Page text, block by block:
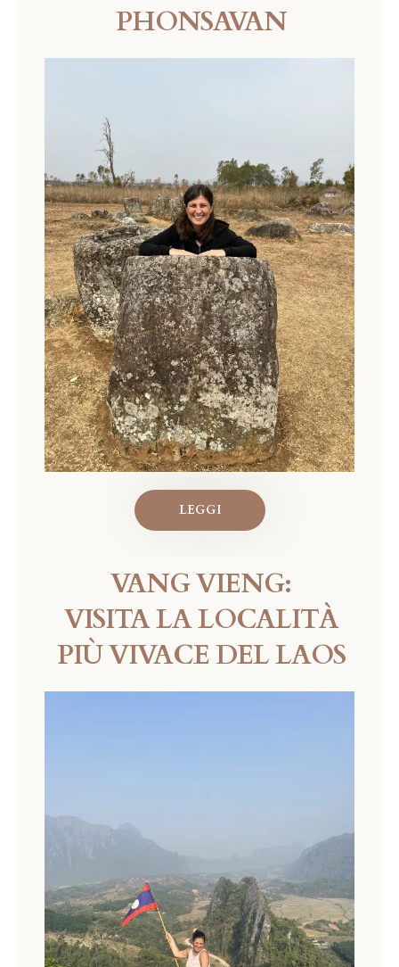
PHONSAVAN
LEGGI
VANG VIENG:
VISITA LA LOCALITÀ
PIÙ VIVACE DEL LAOS